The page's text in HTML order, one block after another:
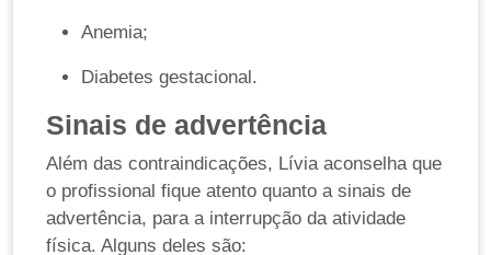
Anemia;
Diabetes gestacional.
Sinais de advertência
Além das contraindicações, Lívia aconselha que
o profissional fique atento quanto a sinais de
advertência, para a interrupção da atividade
física. Alguns deles são: